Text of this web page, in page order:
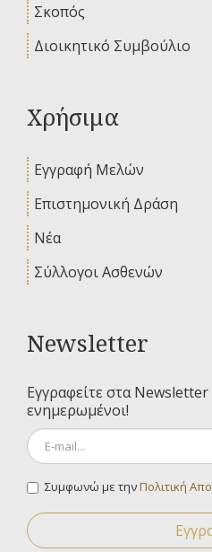
Σκοπός
Διοικητικό Συμβούλιο
Χρήσιμα
Εγγραφή Μελών
Επιστημονική Δράση
Νέα
Σύλλογοι Ασθενών
Newsletter
Εγγραφείτε στα Newsletter
ενημερωμένοι!
Συμφωνώ με τηνΠολιτική